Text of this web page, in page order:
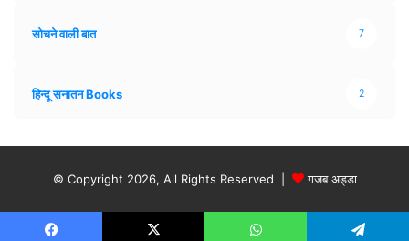
सोचने वाली बात 7
हिन्दू सनातन Books 2
© Copyright 2026, All Rights Reserved | गजब अड्डा